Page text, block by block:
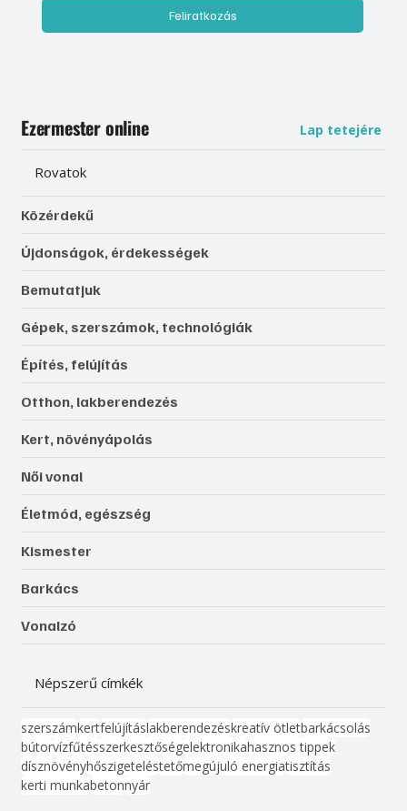
Feliratkozás
Ezermester online Lap tetejére
Rovatok
Közérdekű
Újdonságok, érdekességek
Bemutatjuk
Gépek, szerszámok, technológiák
Építés, felújítás
Otthon, lakberendezés
Kert, növényápolás
Női vonal
Életmód, egészség
Kismester
Barkács
Vonalzó
Népszerű címkék
szerszámkertfelújításlakberendezéskreatív ötletbarkácsolás
bútorvízfűtésszerkesztőségelektronikahasznos tippek
dísznövényhőszigeteléstetőmegújuló energiatisztítás
kerti munkabetonnyár